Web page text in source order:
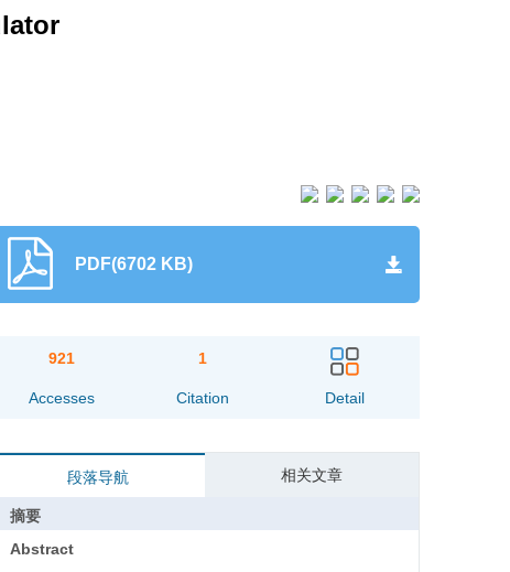
PDF(6702 KB)
921
Accesses
1
Citation Detail
段落导航 相关文章
摘要
Abstract